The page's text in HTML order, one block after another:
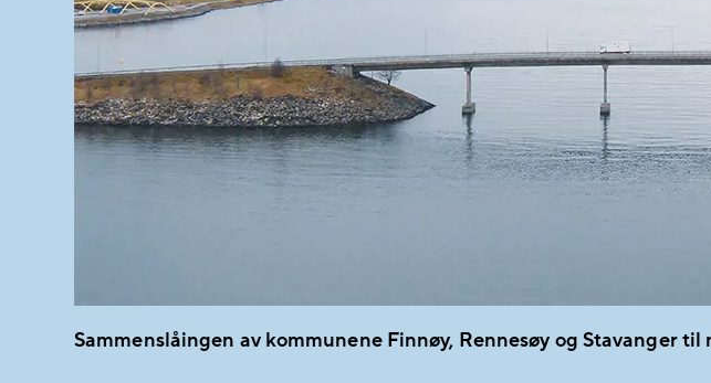
Sammenslåingen av kommunene Finnøy, Rennesøy og Stavanger